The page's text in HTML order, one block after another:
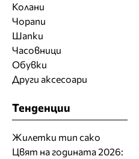
Колани
Чорапи
Шапки
Часовници
Обувки
Други аксесоари
Тенденции
Жилетки тип сако
Цвят на годината 2026: